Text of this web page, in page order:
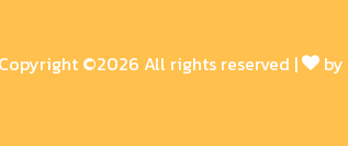
Copyright ©2026 All rights reserved | by